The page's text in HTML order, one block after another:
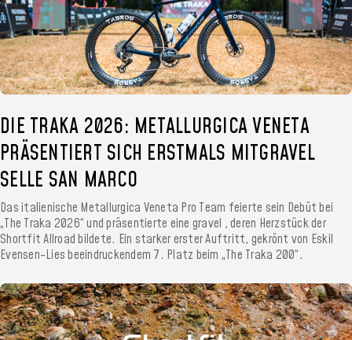
DIE TRAKA 2026: METALLURGICA VENETA
PRÄSENTIERT SICH ERSTMALS MITGRAVEL
SELLE SAN MARCO
Das italienische Metallurgica Veneta Pro Team feierte sein Debüt bei
„The Traka 2026“ und präsentierte eine gravel , deren Herzstück der
Shortfit Allroad bildete. Ein starker erster Auftritt, gekrönt von Eskil
Evensen-Lies beeindruckendem 7. Platz beim „The Traka 200“.